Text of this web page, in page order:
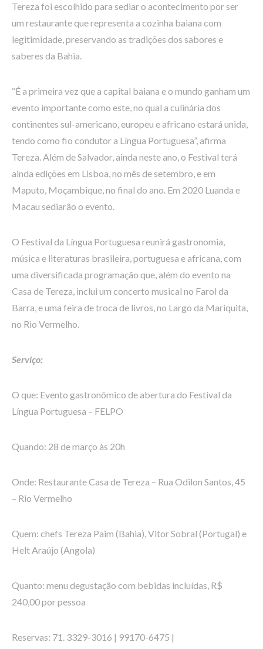
Tereza foi escolhido para sediar o acontecimento por ser
um restaurante que representa a cozinha baiana com
legitimidade, preservando as tradições dos sabores e
saberes da Bahia.
“É a primeira vez que a capital baiana e o mundo ganham um
evento importante como este, no qual a culinária dos
continentes sul-americano, europeu e africano estará unida,
tendo como fio condutor a Língua Portuguesa”, afirma
Tereza. Além de Salvador, ainda neste ano, o Festival terá
ainda edições em Lisboa, no mês de setembro, e em
Maputo, Moçambique, no final do ano. Em 2020 Luanda e
Macau sediarão o evento.
O Festival da Língua Portuguesa reunirá gastronomia,
música e literaturas brasileira, portuguesa e africana, com
uma diversificada programação que, além do evento na
Casa de Tereza, inclui um concerto musical no Farol da
Barra, e uma feira de troca de livros, no Largo da Mariquita,
no Rio Vermelho.
Serviço:
O que: Evento gastronômico de abertura do Festival da
Língua Portuguesa – FELPO
Quando: 28 de março às 20h
Onde: Restaurante Casa de Tereza – Rua Odilon Santos, 45
– Rio Vermelho
Quem: chefs Tereza Paim (Bahia), Vitor Sobral (Portugal) e
Helt Araújo (Angola)
Quanto: menu degustação com bebidas incluídas, R$
240,00 por pessoa
Reservas: 71. 3329-3016 | 99170-6475 |